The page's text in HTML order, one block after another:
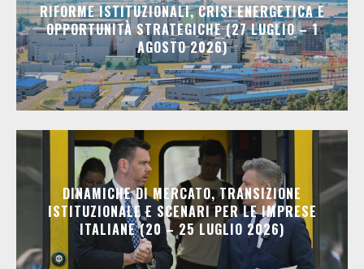
RIFORME ISTITUZIONALI, CRISI ENERGETICA E
OPPORTUNITÀ STRATEGICHE (27 LUGLIO – 1
AGOSTO 2026)
DINAMICHE DI MERCATO, TRANSIZIONE
ISTITUZIONALE E SCENARI PER LE IMPRESE
ITALIANE (20 – 25 LUGLIO 2026)